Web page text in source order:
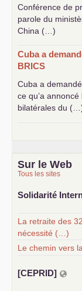
Conférence de
parole du
China (…)
Cuba a
BRICS
Cuba a
ce qu’a
bilatérales du
Sur le Web
Tous les sites
Solidarité
La retraite des
nécessité (…)
Le chemin vers
[CEPRID]